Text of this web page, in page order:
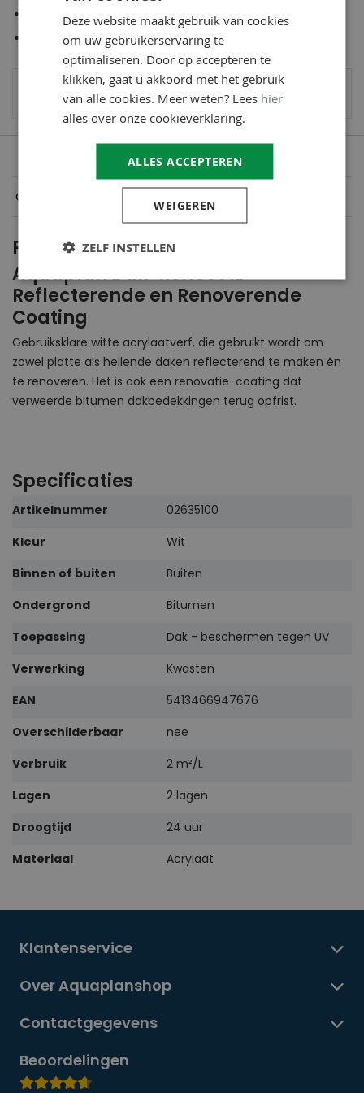
Professionele en industriële kwaliteit
Persoonlijk advies op maat
Verzendkosten€6,95 - gratis verzending vanaf
€49,95 (meer informatie)
Omschrijving
Productomschrijving
Aquaplan Dak-Reflect 1L
Reflecterende en Renoverende
Coating
Gebruiksklare witte acrylaatverf, die gebruikt wordt om
zowel platte als hellende daken reflecterend te maken én
te renoveren. Het is ook een renovatie-coating dat
verweerde bitumen dakbedekkingen terug opfrist.
Specificaties
Meer
Artikelnummer
02635100
Kleur
Wit
Binnen of buiten
Buiten
Ondergrond
Bitumen
Toepassing
Dak - beschermen tegen UV
Verwerking
Kwasten
EAN
5413466947676
Overschilderbaar
nee
Verbruik
2 m²/L
Lagen
2 lagen
Droogtijd
24 uur
Materiaal
Acrylaat
Klantenservice
Over Aquaplanshop
Contactgegevens
Beoordelingen
Deze website maakt gebruik van cookies
om uw gebruikerservaring te
optimaliseren. Door op accepteren te
klikken, gaat u akkoord met het gebruik
van alle cookies. Meer weten? Lees hier
alles over onze cookieverklaring.
ALLES ACCEPTEREN
WEIGEREN
ZELF INSTELLEN